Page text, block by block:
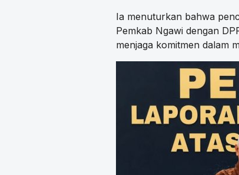
Ia menuturkan bahwa
Pemkab Ngawi dengan
menjaga komitmen dalam